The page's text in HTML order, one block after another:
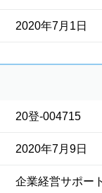
2020年7月1日
20登-004715
2020年7月9日
企業経営サポー